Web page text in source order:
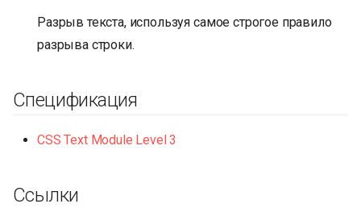
Разрыв текста, используя самое строгое правило
разрыва строки.
Спецификация
CSS Text Module Level 3
Ссылки